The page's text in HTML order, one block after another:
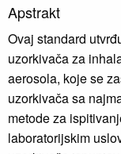
Apstrakt
Ovaj standard
uzorkivača za
aerosola, koje se
uzorkivača sa
metode za
laboratorijskim